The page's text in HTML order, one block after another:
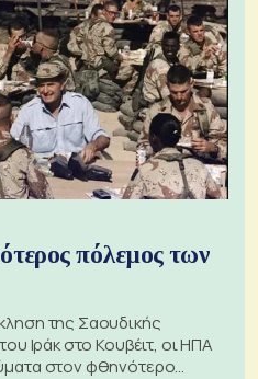
πόλεμος των
της Σαουδικής
Ιράκ στο Κουβέιτ, οι ΗΠΑ
στον φθηνότερο